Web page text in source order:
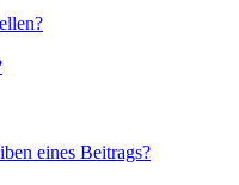
eines Beitrags?